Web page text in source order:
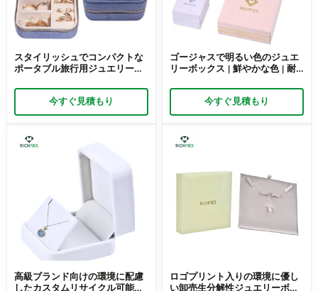
スタイリッシュでコンパクトな
ポータブル旅行用ジュエリーボ
安全に保管
今すぐ見積もり
ゴージャスで明るい色のジュエ
リーボックス | 鮮やかな色 | 耐
今すぐ見積もり
高級ブランド向けの環境に配慮
したカスタムリサイクル可能な
ロゴプリント入りの環境に優し
い卸売生分解性ジュエリーボッ